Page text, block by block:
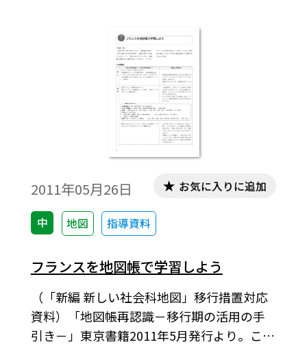
変化したのでしょうか」の学習テーマで学
んできたことをふり返りながら，ヨーロッ
パ州についてまとめてみましょう。
2011年05月26日
中 地図 指導資料
お気に入りに追加
フランスを地図帳で学習しよう
（「新編 新しい社会科地図」移行措置対応
資料）「地図帳再認識－移行期の活用の手
引き－」東京書籍2011年5月発行より。ここ